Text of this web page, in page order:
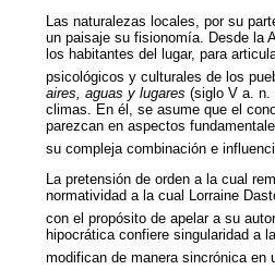
Las naturalezas locales, por su
un paisaje su fisionomía. Desde la
los habitantes del lugar, para
psicológicos y culturales de los
aires, aguas y lugares (siglo V a. n.
climas. En él, se asume que el
parezcan en aspectos
su compleja combinación e
La pretensión de orden a la cual
normatividad a la cual Lorraine
con el propósito de apelar a su
hipocrática confiere singularidad a
modifican de manera sincrónica en